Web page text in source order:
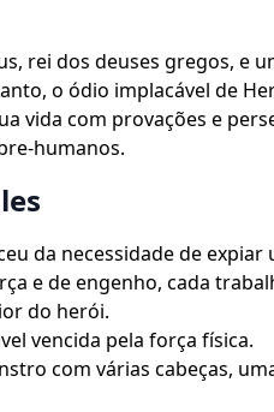
rei dos deuses gregos, e
o ódio implacável de
vida com provações e
humanos.
da necessidade de expiar
e de engenho, cada
do herói.
vencida pela força física.
com várias cabeças,